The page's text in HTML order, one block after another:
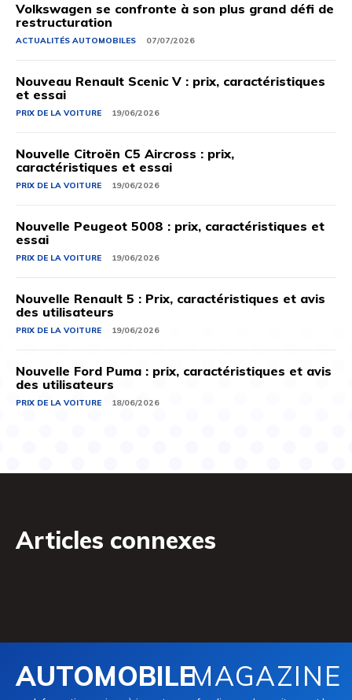
Volkswagen se confronte à son plus grand défi de
restructuration
ACTUALITÉS AUTOMOBILES 07/07/2026
Nouveau Renault Scenic V : prix, caractéristiques
et essai
PRIX ​​DE LA VOITURE 19/06/2026
Nouvelle Citroën C5 Aircross : prix,
caractéristiques et essai
PRIX ​​DE LA VOITURE 19/06/2026
Nouvelle Peugeot 5008 : prix, caractéristiques et
essai
PRIX ​​DE LA VOITURE 19/06/2026
Nouvelle Renault 5 : Prix, caractéristiques et avis
des utilisateurs
PRIX ​​DE LA VOITURE 19/06/2026
Nouvelle Ford Puma : prix, caractéristiques et avis
des utilisateurs
PRIX ​​DE LA VOITURE 18/06/2026
Articles connexes
AUTOMOBILEMAGAZINE